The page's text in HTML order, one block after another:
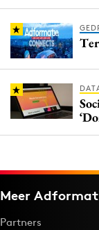
Meer
Partners